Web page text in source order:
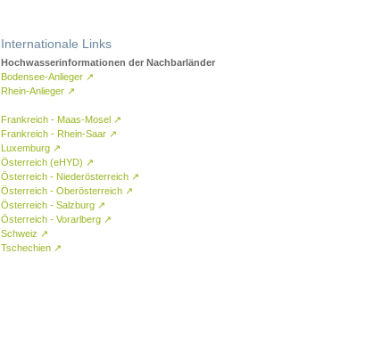
Internationale Links
Hochwasserinformationen der Nachbarländer
Bodensee-Anlieger ↗
Rhein-Anlieger ↗
Frankreich - Maas-Mosel ↗
Frankreich - Rhein-Saar ↗
Luxemburg ↗
Österreich (eHYD) ↗
Österreich - Niederösterreich ↗
Österreich - Oberösterreich ↗
Österreich - Salzburg ↗
Österreich - Vorarlberg ↗
Schweiz ↗
Tschechien ↗